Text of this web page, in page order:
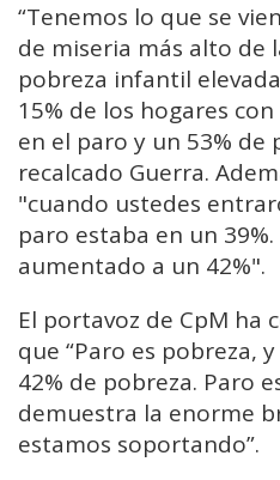
“Tenemos lo que se
de miseria más alto de
pobreza infantil
15% de los hogares
en el paro y un 53% de
recalcado Guerra.
"cuando ustedes
paro estaba en un
aumentado a un 42%".
El portavoz de CpM ha
que “Paro es pobreza,
42% de pobreza. Paro
demuestra la enorme
estamos soportando”.